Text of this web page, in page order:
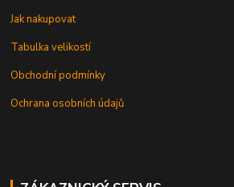
Jak nakupovat
Tabulka velikostí
Obchodní podmínky
Ochrana osobních údajů